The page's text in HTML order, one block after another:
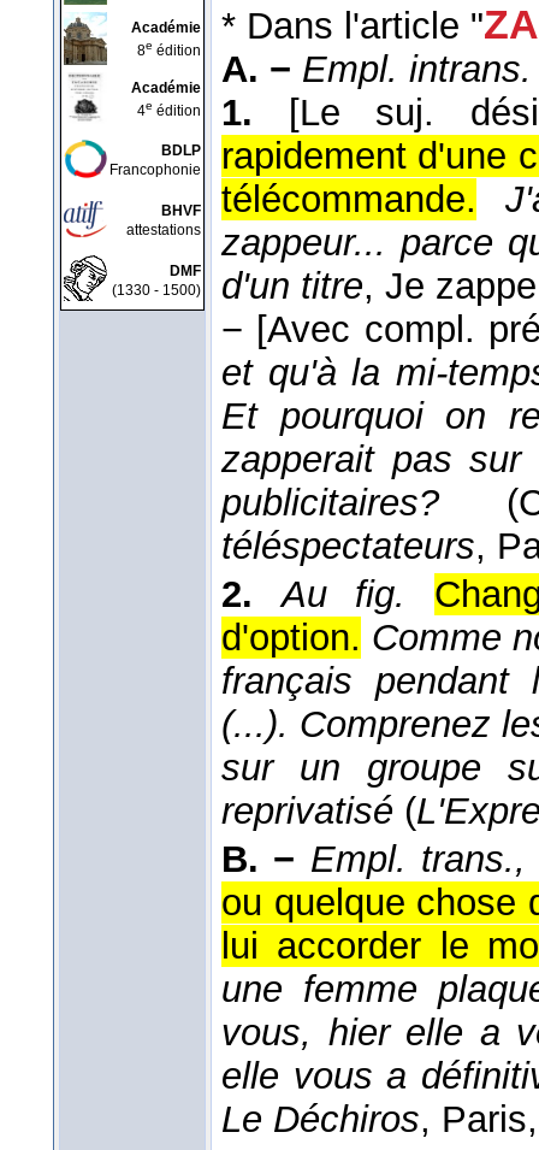
Académie
8e édition
Académie
4e édition
BDLP
Francophonie
BHVF
attestations
DMF
(1330 - 1500)
* Dans l'article "
A. − Empl. intrans.
1.
[Le suj.
rapidement d'une
télécommande.
zappeur... parce
d'un titre, Je
− [Avec compl.
et qu'à la mi-
Et pourquoi on
zapperait pas sur
publicitaires? (
téléspectateurs,
2.
Au fig.
d'option. Comme
français pendant
(...). Comprenez
sur un groupe
reprivatisé (
B. − Empl.
ou quelque chose
lui accorder le
une femme
vous, hier elle a
elle vous a
Le Déchiros,